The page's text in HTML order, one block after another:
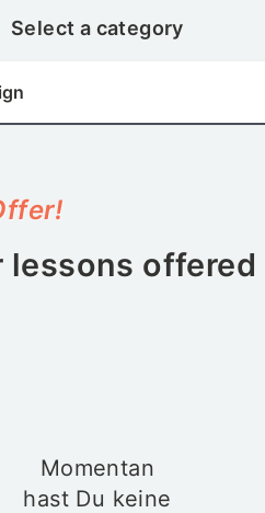
Select a category
lessons offered
Momentan
hast Du keine